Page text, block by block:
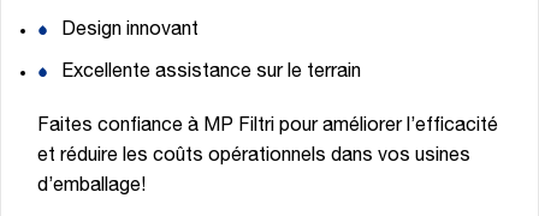
Design innovant
Excellente assistance sur le terrain
Faites confiance à MP Filtri pour améliorer l’efficacité
et réduire les coûts opérationnels dans vos usines
d’emballage!